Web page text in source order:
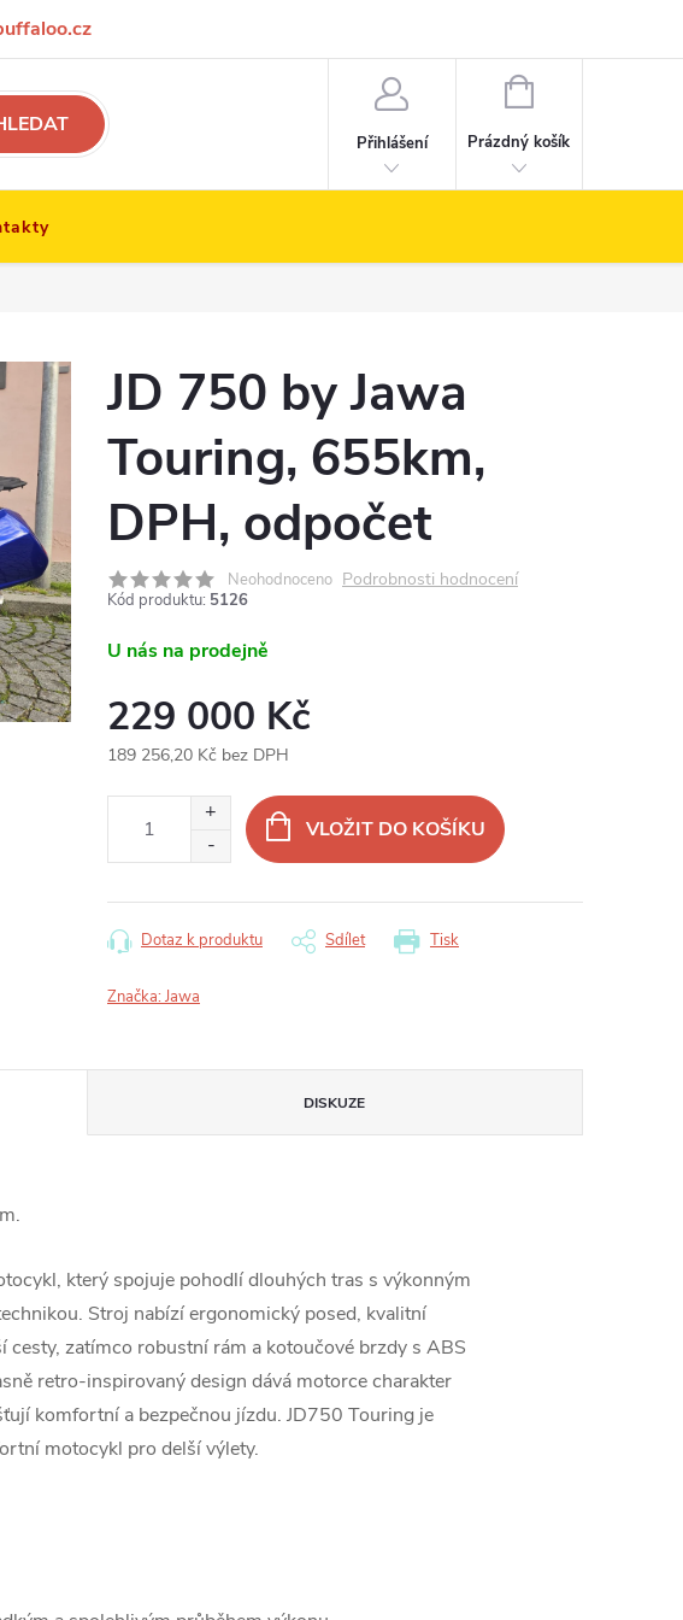
Přihlášení
NÁKUPNÍ
Prázdný košík
JD 750 by Jawa
Touring, 655km,
DPH, odpočet
Neohodnoceno Podrobnosti hodnocení
Kód produktu: 5126
U nás na prodejně
229 000 Kč
189 256,20 Kč bez DPH
VLOŽIT DO KOŠÍKU
Tisk
Dotaz k produktu Sdílet
Značka:Jawa
DISKUZE
který spojuje pohodlí dlouhých tras s výkonným
Stroj nabízí ergonomický posed, kvalitní
zatímco robustní rám a kotoučové brzdy s ABS
retro-inspirovaný design dává motorce charakter
komfortní a bezpečnou jízdu. JD750 Touring je
motocykl pro delší výlety.